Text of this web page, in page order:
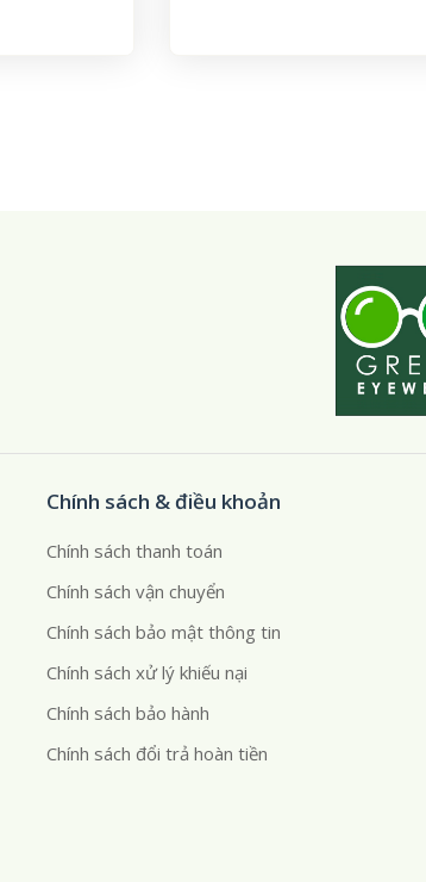
Chính sách & điều khoản
Chính sách thanh toán
Chính sách vận chuyển
Chính sách bảo mật thông tin
Chính sách xử lý khiếu nại
Chính sách bảo hành
Chính sách đổi trả hoàn tiền